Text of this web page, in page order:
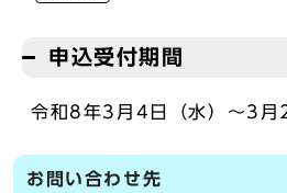
申込受付期間
令和8年3月4日（水）～3月
お問い合わせ先